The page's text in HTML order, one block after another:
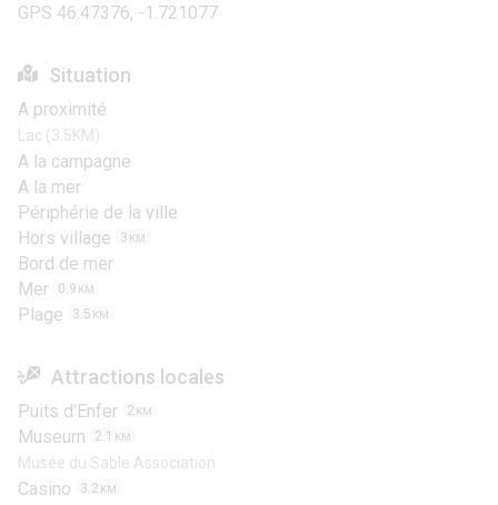
GPS 46.47376, -1.721077
Situation
A proximité
Lac (3.5KM)
A la campagne
A la mer
Périphérie de la ville
Hors village
3 KM
Bord de mer
Mer
0.9 KM
Plage 3.5 KM
Attractions locales
Puits d'Enfer 2 KM
Museum 2.1 KM
Musée du Sable Association
Casino 3.2 KM